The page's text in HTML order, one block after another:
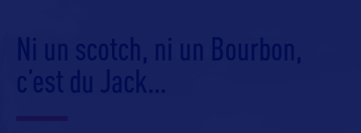
Ni un scotch, ni un Bourbon,